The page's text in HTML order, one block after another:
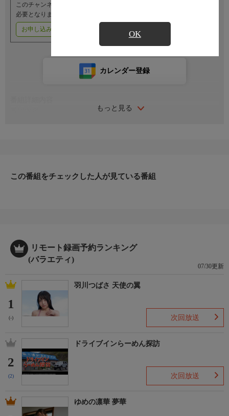
OK
このチャンネルのご視聴には、オプションチャンネル(有料)のご契約が
必要となります。
お申し込みはこちら
もっと見る
カレンダー登録
と間違いなし！
この番組をチェックした人が見ている番組
リモート録画予約ランキング
(バラエティ)
07/30更新
1
(-)
羽川つばさ 天使の翼
次回放送
2
(2)
ドライブインらーめん探訪
次回放送
ゆめの凛華 夢華